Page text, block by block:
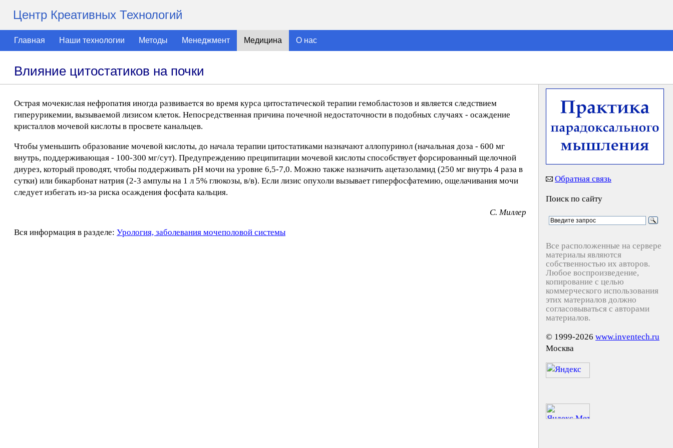
Центр Креативных Технологий
Главная Наши технологии Методы Менеджмент Медицина О нас
Влияние цитостатиков на почки
Острая мочекислая нефропатия иногда развивается во время курса цитостатической терапии гемобластозов и является следствием
гиперурикемии, вызываемой лизисом клеток. Непосредственная причина почечной недостаточности в подобных случаях - осаждение
кристаллов мочевой кислоты в просвете канальцев.
Чтобы уменьшить образование мочевой кислоты, до начала терапии цитостатиками назначают аллопуринол (начальная доза - 600 мг
внутрь, поддерживающая - 100-300 мг/сут). Предупреждению преципитации мочевой кислоты способствует форсированный щелочной
диурез, который проводят, чтобы поддерживать рН мочи на уровне 6,5-7,0. Можно также назначить ацетазоламид (250 мг внутрь 4 раза в
сутки) или бикарбонат натрия (2-3 ампулы на 1 л 5% глюкозы, в/в). Если лизис опухоли вызывает гиперфосфатемию, ощелачивания мочи
следует избегать из-за риска осаждения фосфата кальция.
C. Mиллep
Вся информация в разделе: Урология, заболевания мочеполовой системы
Обратная связь
Поиск по сайту
Все расположенные на сервере
материалы являются
собственностью их авторов.
Любое воспроизведение,
копирование с целью
коммерческого использования
этих материалов должно
согласовываться с авторами
материалов.
© 1999-2026 www.inventech.ru
Москва